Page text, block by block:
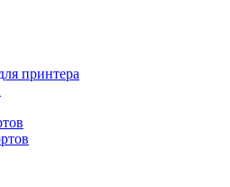
принтера